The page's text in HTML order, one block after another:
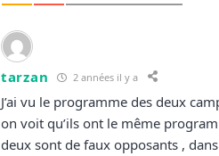
tarzan 2 années il y a
J’ai vu le programme des deux
on voit qu’ils ont le même
deux sont de faux opposants ,